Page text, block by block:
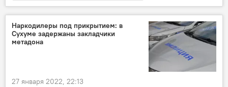
Абхазия
медицина
Мировая пандемия коронавируса COVID-19
Наркодилеры под прикрытием: в
Сухуме задержаны закладчики
метадона
27 января 2022, 22:13